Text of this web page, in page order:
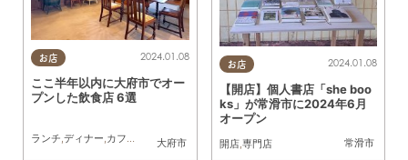
お店
大府市
2024.01.08
ここ半年以内に大府市でオー
プンした飲食店 6選
ランチ ディナー カフェ スイーツ,開店 家族
お店
常滑市
2024.01.08
【開店】個人書店「she boo
ks」が常滑市に2024年6月
オープン
開店,専門店